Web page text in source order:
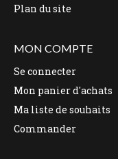
Plan du site
MON COMPTE
Se connecter
Mon panier d'achats
Ma liste de souhaits
Commander